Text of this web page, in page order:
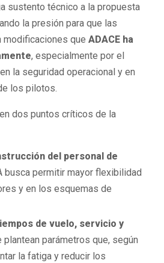
sustento técnico a la propuesta
la presión para que las
modificaciones que ADACE ha
, especialmente por el
la seguridad operacional y en
los pilotos.
dos puntos críticos de la
del personal de
busca permitir mayor flexibilidad
y en los esquemas de
de vuelo, servicio y
plantean parámetros que, según
la fatiga y reducir los